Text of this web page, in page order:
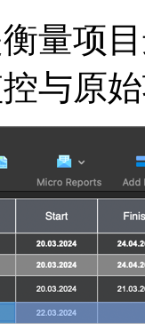
量项
与原